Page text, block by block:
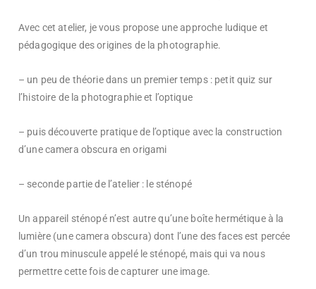
Avec cet atelier, je vous propose une approche ludique et
pédagogique des origines de la photographie.
– un peu de théorie dans un premier temps : petit quiz sur
l’histoire de la photographie et l’optique
– puis découverte pratique de l’optique avec la construction
d’une camera obscura en origami
– seconde partie de l’atelier : le sténopé
Un appareil sténopé n’est autre qu’une boîte hermétique à la
lumière (une camera obscura) dont l’une des faces est percée
d’un trou minuscule appelé le sténopé, mais qui va nous
permettre cette fois de capturer une image.